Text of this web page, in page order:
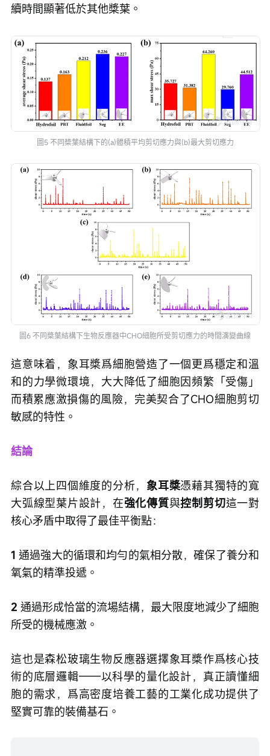
續時間顯著低於其他槳葉。
圖5 不同槳葉結構下的(a)體積平均剪切應力與(b)最大剪切應力
圖6 不同槳葉結構下生物反應器中CHO細胞所受剪切應力的時間演變曲線
這意味着，象耳槳爲細胞營造了一個更爲穩定和溫
和的力學微環境，大大降低了細胞因頻繁「受傷」
而積累應激損傷的風險，完美契合了CHO細胞剪切
敏感的特性。
結論
綜合以上四個維度的分析，象耳槳憑藉其獨特的寬
大弧線型葉片設計，在強化傳質與控制剪切這一對
核心矛盾中取得了最佳平衡點：
1 通過強大的循環和均勻的氣相分散，確保了養分和
氧氣的精準投遞。
2 通過形成恰當的流場結構，最大限度地減少了細胞
所受的機械應激。
這也是森松玻璃生物反應器選擇象耳槳作爲核心技
術的底層邏輯——以科學的量化設計，真正讀懂細
胞的需求，爲高密度培養工藝的工業化成功提供了
堅實可靠的裝備基石。